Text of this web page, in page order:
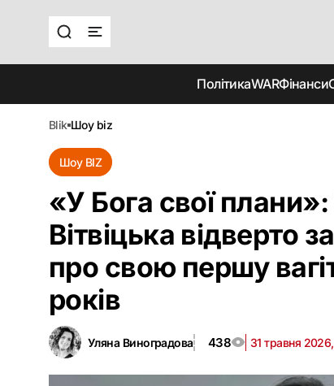
ПолітикаWARФінанси
blik шоу biz
Шоу BIZ
«‎У Бога свої
Вітвіцька відверто
про свою першу
років
Уляна Виноградова 438 31 травня